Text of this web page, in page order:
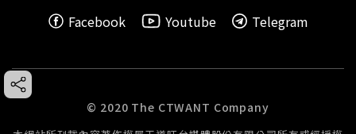
Facebook
Youtube Telegram
© 2020 The CTWANT Company